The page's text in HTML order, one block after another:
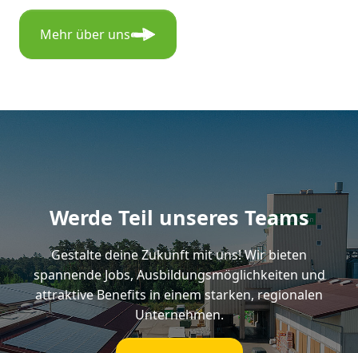
Mehr über uns
Werde Teil unseres Teams
Gestalte deine Zukunft mit uns! Wir bieten
spannende Jobs, Ausbildungsmöglichkeiten und
attraktive Benefits in einem starken, regionalen
Unternehmen.